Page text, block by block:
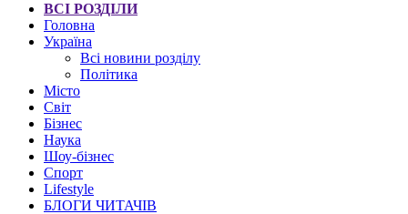
ВСІ РОЗДІЛИ
Головна
Україна
Всі новини розділу
Політика
Місто
Світ
Бізнес
Наука
Шоу-бізнес
Спорт
Lifestyle
БЛОГИ ЧИТАЧІВ